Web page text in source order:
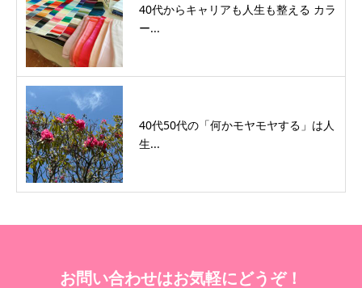
40代からキャリアも人生も整える カラ
ー...
40代50代の「何かモヤモヤする」は人
生...
お問い合わせはお気軽にどうぞ！